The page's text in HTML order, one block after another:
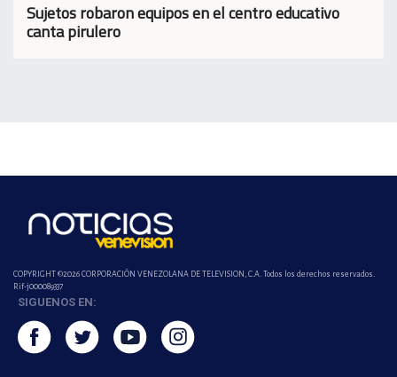
Sujetos robaron equipos en el centro educativo
canta pirulero
COPYRIGHT ©2026 CORPORACIÓN VENEZOLANA DE TELEVISION, C.A. Todos los derechos reservados.
Rif-j000089337
SIGUENOS EN: